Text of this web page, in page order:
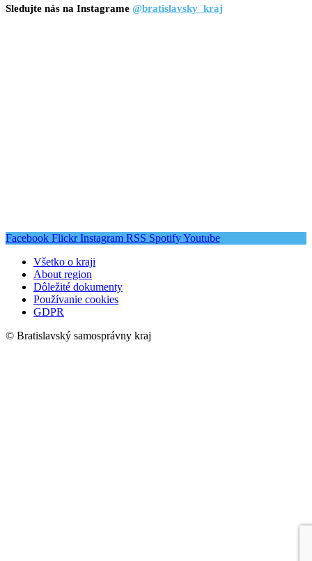
Sledujte nás na Instagrame @bratislavsky_kraj
Facebook Flickr Instagram RSS SpotifyYoutube
Všetko o kraji
About region
Dôležité dokumenty
Používanie cookies
GDPR
© Bratislavský samosprávny kraj